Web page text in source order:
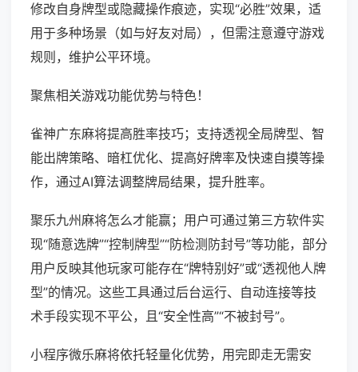
修改自身牌型或隐藏操作痕迹，实现“必胜”效果，适
用于多种场景（如与好友对局），但需注意遵守游戏
规则，维护公平环境。
聚焦相关游戏功能优势与特色！
雀神广东麻将提高胜率技巧；支持透视全局牌型、智
能出牌策略、暗杠优化、提高好牌率及快速自摸等操
作，通过AI算法调整牌局结果，提升胜率。
聚乐九州麻将怎么才能赢；用户可通过第三方软件实
现“随意选牌”“控制牌型”“防检测防封号”等功能，部分
用户反映其他玩家可能存在“牌特别好”或“透视他人牌
型”的情况。这些工具通过后台运行、自动连接等技
术手段实现不平公，且“安全性高”“不被封号”。
小程序微乐麻将依托轻量化优势，用完即走无需安